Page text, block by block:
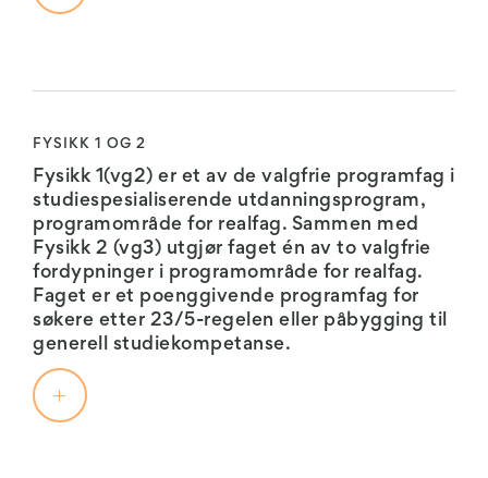
av
de
valgfrie
programfag
i
studiespesialiserende
utdanningsprogram,
programområde
for
realfag.
Sammen
FYSIKK 1 OG 2
Fysikk 1(vg2) er et av de valgfrie programfag i
studiespesialiserende utdanningsprogram,
programområde for realfag. Sammen med
Fysikk 2 (vg3) utgjør faget én av to valgfrie
fordypninger i programområde for realfag.
Faget er et poenggivende programfag for
søkere etter 23/5-regelen eller påbygging til
generell studiekompetanse.